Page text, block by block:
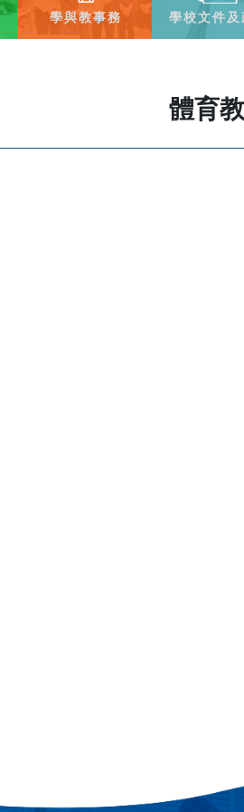
學與教事務 學校文件及
體育